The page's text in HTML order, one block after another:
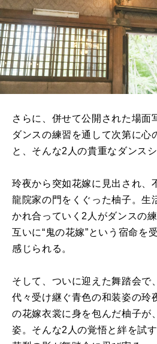
さらに、併せて公開された場面
ダンスの練習を通して次第に心
と、そんな2人の貴重なダンス
玲夜から突如花嫁に見出され、
龍院家の門をくぐった柚子。生
かれ合っていく2人がダンスの
互いに“鬼の花嫁”という宿命を
感じられる。
そして、ついに迎えた舞踏会で
代々受け継ぐ青色の和装姿の玲
の花嫁衣裳に身を包んだ柚子が
姿。そんな2人の覚悟と絆を試